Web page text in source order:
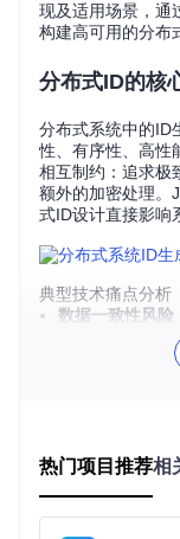
现及适用场景，通
构建高可用的分布
分布式ID的核
分布式系统中的ID
性、有序性、高性
相互制约：追求极
额外的加密处理。
式ID设计直接影响
典型技术痛点分析
数据一致性风险
：高
：连
雪花算法实现
热门项目推荐相